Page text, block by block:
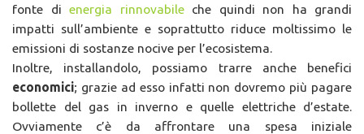
fonte di energia rinnovabileche quindi non ha grandi
impatti sull’ambiente e soprattutto riduce moltissimo le
emissioni di sostanze nocive per l’ecosistema.
Inoltre, installandolo, possiamo trarre anche benefici
economici; grazie ad esso infatti non dovremo più pagare
bollette del gas in inverno e quelle elettriche d’estate.
Ovviamente c’è da affrontare una spesa iniziale